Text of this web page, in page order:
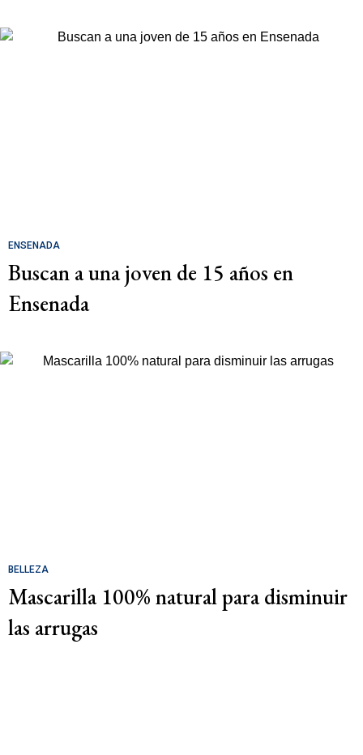
ENSENADA
Buscan a una joven de 15 años en
Ensenada
BELLEZA
Mascarilla 100% natural para disminuir
las arrugas